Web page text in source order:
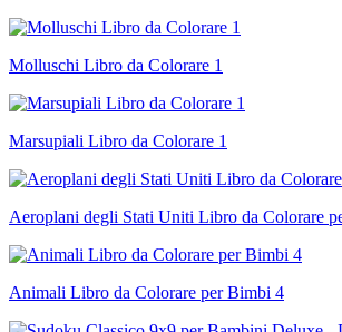
Molluschi Libro da Colorare 1
Marsupiali Libro da Colorare 1
Aeroplani degli Stati Uniti Libro da Colorare
Animali Libro da Colorare per Bimbi 4